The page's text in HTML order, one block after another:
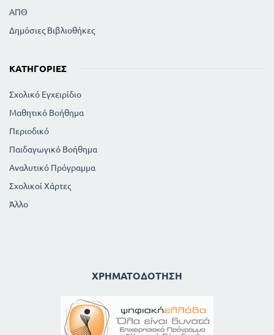
ΑΠΘ
Δημόσιες Βιβλιοθήκες
ΚΑΤΗΓΟΡΊΕΣ
Σχολικό Εγχειρίδιο
Μαθητικό Βοήθημα
Περιοδικό
Παιδαγωγικό Βοήθημα
Αναλυτικό Πρόγραμμα
Σχολικοί Χάρτες
Άλλο
ΧΡΗΜΑΤΟΔΌΤΗΣΗ